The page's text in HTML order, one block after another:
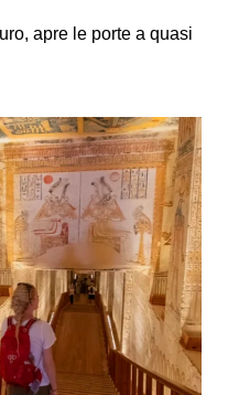
apre le porte a quasi